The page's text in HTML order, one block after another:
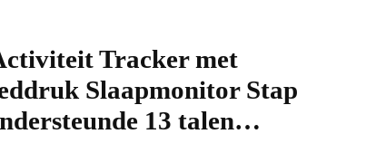
Tracker met
Slaapmonitor Stap
13 talen…